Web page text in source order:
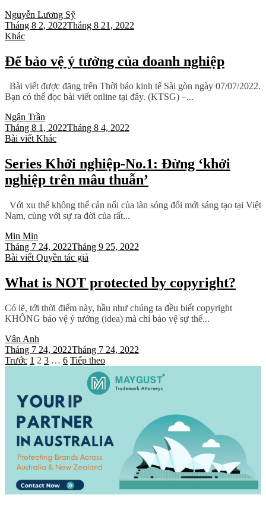
Nguyễn Lương Sỹ
Tháng 8 2, 2022Tháng 8 21, 2022
Khác
Để bảo vệ ý tưởng của doanh nghiệp
Bài viết được đăng trên Thời báo kinh tế Sài gòn ngày 07/07/2022.
Bạn có thể đọc bài viết online tại đây. (KTSG) –...
Ngân Trần
Tháng 8 1, 2022Tháng 8 4, 2022
Bài viết Khác
Series Khởi nghiệp-No.1: Đừng ‘khởi
nghiệp trên mâu thuẫn’
Với xu thế không thể cản nổi của làn sóng đổi mới sáng tạo tại Việt
Nam, cùng với sự ra đời của rất...
Min Min
Tháng 7 24, 2022Tháng 9 25, 2022
Bài viết Quyền tác giả
What is NOT protected by copyright?
Có lẽ, tới thời điểm này, hầu như chúng ta đều biết copyright
KHÔNG bảo vệ ý tưởng (idea) mà chỉ bảo vệ sự thể...
Vân Anh
Tháng 7 24, 2022Tháng 7 24, 2022
Phân
bài
viết
Trước 1 2 3 … 6 Tiếp theo